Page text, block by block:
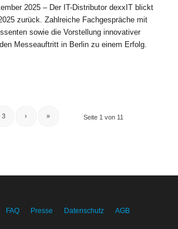
2025 – Der IT-Distributor dexxIT blickt
zurück. Zahlreiche Fachgespräche mit
sowie die Vorstellung innovativer
Messeauftritt in Berlin zu einem Erfolg.
Seite 1 von 11
3 › »
FAQ Presse Datenschutz AGB